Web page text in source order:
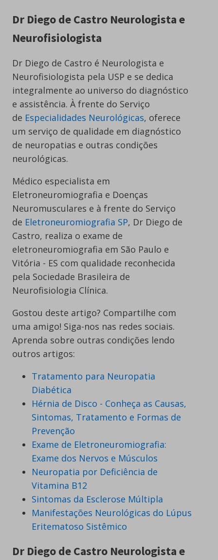
Dr Diego de Castro Neurologista e
Neurofisiologista
Dr Diego de Castro é Neurologista e
Neurofisiologista pela USP e se dedica
integralmente ao universo do diagnóstico
e assistência. À frente do Serviço
de Especialidades Neurológicas, oferece
um serviço de qualidade em diagnóstico
de neuropatias e outras condições
neurológicas.
Médico especialista em
Eletroneuromiografia e Doenças
Neuromusculares e à frente do Serviço
de Eletroneuromiografia SP, Dr Diego de
Castro, realiza o exame de
eletroneuromiografia em São Paulo e
Vitória - ES com qualidade reconhecida
pela Sociedade Brasileira de
Neurofisiologia Clínica.
Gostou deste artigo? Compartilhe com
uma amigo! Siga-nos nas redes sociais.
Aprenda sobre outras condições lendo
outros artigos:
Tratamento para Neuropatia
Diabética
Hérnia de Disco - Conheça as Causas,
Sintomas, Tratamento e Formas de
Prevenção
Exame de Eletroneuromiografia:
Exame dos Nervos e Músculos
Neuropatia por Deficiência de
Vitamina B12
Sintomas da Esclerose Múltipla
Manifestações Neurológicas do Lúpus
Eritematoso Sistêmico
Dr Diego de Castro Neurologista e